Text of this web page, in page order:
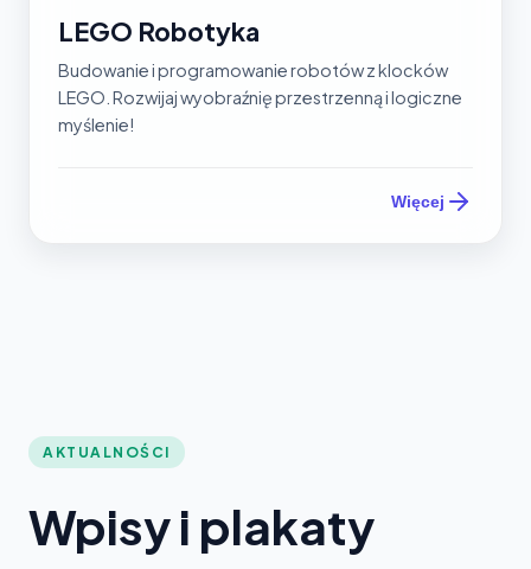
LEGO Robotyka
Budowanie i programowanie robotów z klocków
LEGO. Rozwijaj wyobraźnię przestrzenną i logiczne
myślenie!
Więcej
AKTUALNOŚCI
Wpisy i plakaty